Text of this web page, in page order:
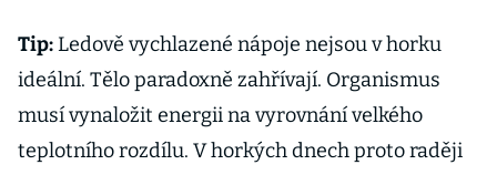
Tip:Ledově vychlazené nápoje nejsou v horku
ideální. Tělo paradoxně zahřívají. Organismus
musí vynaložit energii na vyrovnání velkého
teplotního rozdílu. V horkých dnech proto raději